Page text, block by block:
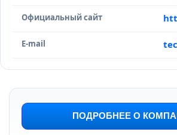
Официальный сайт
E-mail
ПОДРОБНЕЕ О